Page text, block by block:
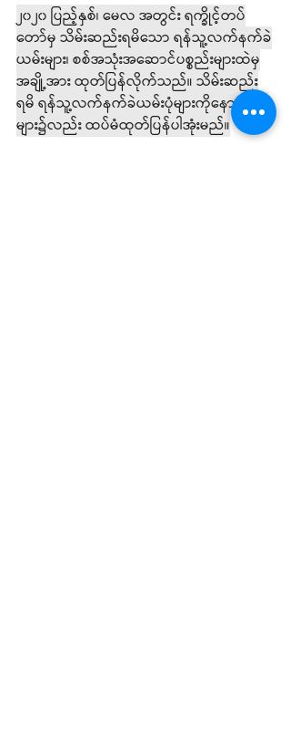
၂၀၂၀ ပြည့်နှစ်၊ မေလ အတွင်း ရက္ခိုင့်တပ်
တော်မှ သိမ်းဆည်းရမိသော ရန်သူ့လက်နက်ခဲ
ယမ်းများ၊ စစ်အသုံးအဆောင်ပစ္စည်းများထဲမှ
အချို့အား ထုတ်ပြန်လိုက်သည်။ သိမ်းဆည်း
ရမိ ရန်သူ့လက်နက်ခဲယမ်းပုံများကိုနောက်နေ့
များ၌လည်း ထပ်မံထုတ်ပြန်ပါအုံးမည်။